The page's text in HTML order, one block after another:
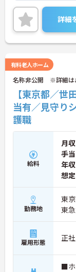
・時短勤務からフ
テップアップま
方を選択できます。
おり、自分らしい
る独自の特別報酬
への貢献が直接収
ある環境が整って
ーティングを通じ
ており、平均勤続
内に研修を受講で
ため、介護職から
なステップアップ
用70歳までの継
やネイルが原則自
できる環境のもと
★おすすめPOINT★
・施設の業績や
給される特別報
収入として還元
・業務への取り
価される仕組み
【毎朝のミーティ
・スタッフ全員
寧に共有するこ
できる仕組みが構
・困った時もす
しの良い職場と
詳細
有料老人ホーム
名称非公開 ※詳細は
【東京都／
当有／見守り
護職
給料
月収
手
年収
想定
勤務地
東
東
雇用形態 正
■ホ